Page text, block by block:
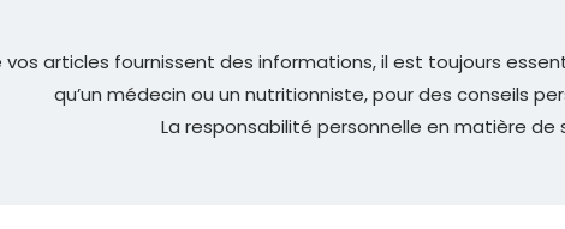
vos articles fournissent des informations, il est toujours
qu’un médecin ou un nutritionniste, pour des conseils
La responsabilité personnelle en matière